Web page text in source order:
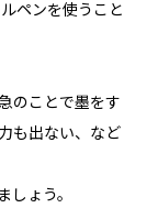
ペンを使うこと
のことで墨をす
も出ない、など
しょう。